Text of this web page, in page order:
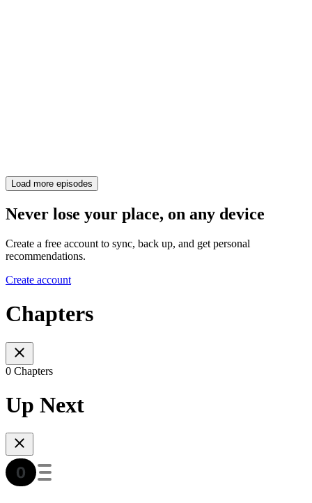
Load more episodes
Never lose your place, on any device
Create a free account to sync, back up, and get personal
recommendations.
Create account
Chapters
0 Chapters
Up Next